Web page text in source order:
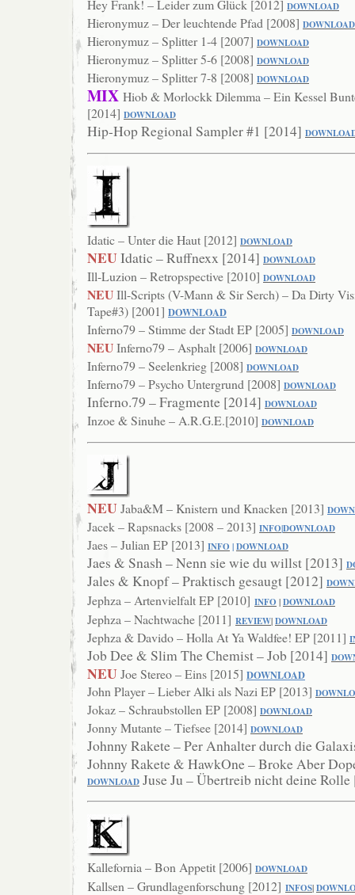
Hey Frank! – Leider zum Glück [2012] DOWNLOAD
Hieronymuz – Der leuchtende Pfad [2008] DOWNLOAD
Hieronymuz – Splitter 1-4 [2007] DOWNLOAD
Hieronymuz – Splitter 5-6 [2008] DOWNLOAD
Hieronymuz – Splitter 7-8 [2008] DOWNLOAD
MIX Hiob & Morlockk Dilemma – Ein Kessel
[2014] DOWNLOAD
Hip-Hop Regional Sampler #1 [2014]
Idatic – Unter die Haut [2012] DOWNLOAD
NEUIdatic – Ruffnexx [2014] DOWNLOAD
Ill-Luzion – Retropspective [2010] DOWNLOAD
NEUIll-Scripts (V-Mann & Sir Serch) – Da Dirty
Tape#3) [2001] DOWNLOAD
Inferno79 – Stimme der Stadt EP [2005] DOWNLOAD
NEUInferno79 – Asphalt [2006] DOWNLOAD
Inferno79 – Seelenkrieg [2008] DOWNLOAD
Inferno79 – Psycho Untergrund [2008] DOWNLOAD
Inferno.79 – Fragmente [2014] DOWNLOAD
Inzoe & Sinuhe – A.R.G.E.[2010] DOWNLOAD
NEUJaba&M – Knistern und Knacken [2013]
Jacek – Rapsnacks [2008 – 2013] INFO|DOWNLOAD
Jaes – Julian EP [2013] INFO |DOWNLOAD
Jaes & Snash – Nenn sie wie du willst [2013]
Jales & Knopf – Praktisch gesaugt [2012]
Jephza – Artenvielfalt EP [2010] INFO |DOWNLOAD
Jephza – Nachtwache [2011] REVIEW|DOWNLOAD
Jephza & Davido – Holla At Ya Waldfee! EP [2011]
Job Dee & Slim The Chemist – Job [2014]
NEUJoe Stereo – Eins [2015] DOWNLOAD
John Player – Lieber Alki als Nazi EP [2013]
Jokaz – Schraubstollen EP [2008] DOWNLOAD
Jonny Mutante – Tiefsee [2014] DOWNLOAD
Johnny Rakete – Per Anhalter durch die
Johnny Rakete & HawkOne – Broke Aber
DOWNLOAD Juse Ju – Übertreib nicht deine
Kallefornia – Bon Appetit [2006] DOWNLOAD
Kallsen – Grundlagenforschung [2012] INFOS|